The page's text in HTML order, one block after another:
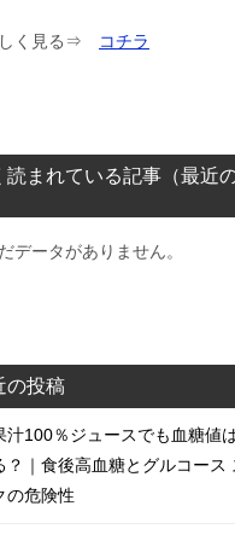
く見る⇒ コチラ
読まれている記事（最近
データがありません。
の投稿
汁100％ジュースでも血糖値
？｜食後高血糖とグルコース
の危険性